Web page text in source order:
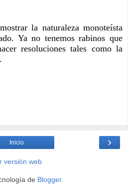
la naturaleza monoteísta
Ya no tenemos rabinos que
resoluciones tales como la
›
Inicio
versión web
de Blogger.